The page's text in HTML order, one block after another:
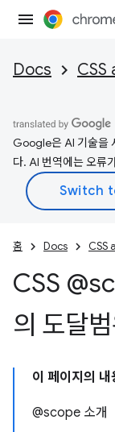
Docs CSS
Google은 AI 기술을
다. AI 번역에는 오류
홈 Docs CSS
CSS
의 도달
이 페이지의 내
@scope 소개